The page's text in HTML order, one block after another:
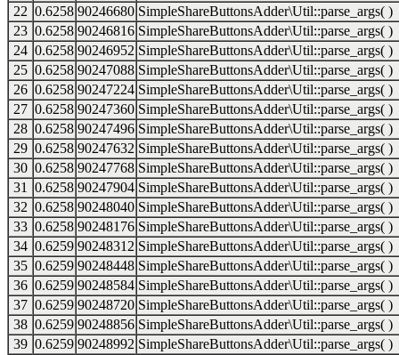
22 0.6258 90246680 SimpleShareButtonsAdder\Util::parse_args( )
23 0.6258 90246816 SimpleShareButtonsAdder\Util::parse_args( )
24 0.6258 90246952 SimpleShareButtonsAdder\Util::parse_args( )
25 0.6258 90247088 SimpleShareButtonsAdder\Util::parse_args( )
26 0.6258 90247224 SimpleShareButtonsAdder\Util::parse_args( )
27 0.6258 90247360 SimpleShareButtonsAdder\Util::parse_args( )
28 0.6258 90247496 SimpleShareButtonsAdder\Util::parse_args( )
29 0.6258 90247632 SimpleShareButtonsAdder\Util::parse_args( )
30 0.6258 90247768 SimpleShareButtonsAdder\Util::parse_args( )
31
0.6258 90247904 SimpleShareButtonsAdder\Util::parse_args( )
32 0.6258 90248040 SimpleShareButtonsAdder\Util::parse_args( )
33 0.6258 90248176 SimpleShareButtonsAdder\Util::parse_args( )
34 0.6259 90248312 SimpleShareButtonsAdder\Util::parse_args( )
35 0.6259 90248448 SimpleShareButtonsAdder\Util::parse_args( )
36 0.6259 90248584 SimpleShareButtonsAdder\Util::parse_args( )
37 0.6259 90248720 SimpleShareButtonsAdder\Util::parse_args( )
38 0.6259 90248856 SimpleShareButtonsAdder\Util::parse_args( )
39 0.6259 90248992 SimpleShareButtonsAdder\Util::parse_args( )